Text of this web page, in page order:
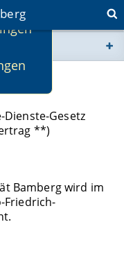
Gesetz
**)
Bamberg wird im
Friedrich-